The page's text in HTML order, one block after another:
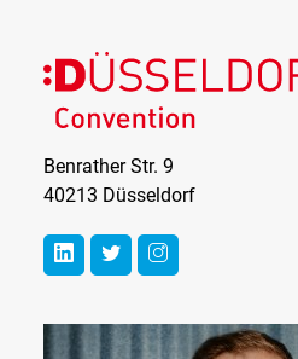
Düsseldorf
Convention
Benrather Str. 9
40213 Düsseldorf